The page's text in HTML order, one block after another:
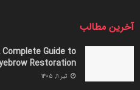
آخرین مطالب
Guide to
Restoration
تیر ۱۱, ۱۴۰۵